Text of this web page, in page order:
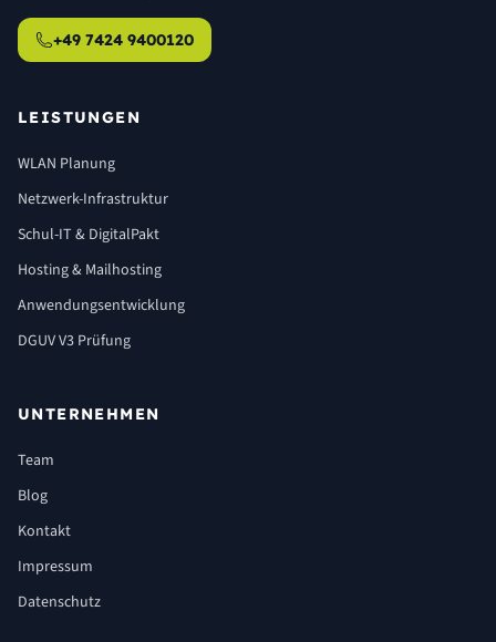
+49 7424 9400120
LEISTUNGEN
WLAN Planung
Netzwerk-Infrastruktur
Schul-IT & DigitalPakt
Hosting & Mailhosting
Anwendungsentwicklung
DGUV V3 Prüfung
UNTERNEHMEN
Team
Blog
Kontakt
Impressum
Datenschutz